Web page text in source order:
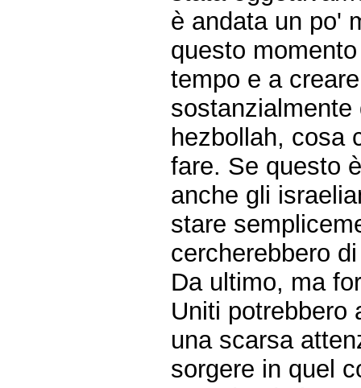
è andata un po'
questo
tempo e a
hezbollah, cosa
fare. Se questo
anche gli
stare
cercherebbero
Da ultimo, ma
Uniti potrebbero
una scarsa
sorgere in quel